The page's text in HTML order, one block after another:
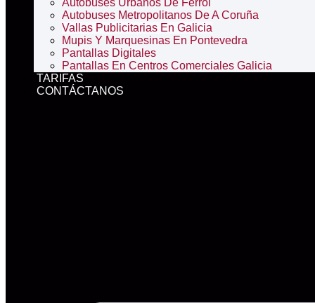
Autobuses Metropolitanos De A Coruña
Vallas Publicitarias En Galicia
Mupis Y Marquesinas En Pontevedra
Pantallas Digitales
Pantallas En Centros Comerciales Galicia
TARIFAS
CONTÁCTANOS